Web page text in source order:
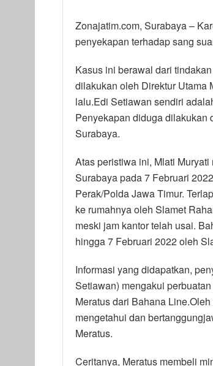
Zonajatim.com, Surabaya –
penyekapan terhadap sang
Kasus ini berawal dari
dilakukan oleh Direktur Utama
lalu.Edi Setiawan sendiri
Penyekapan diduga dilakukan
Surabaya.
Atas peristiwa ini, Mlati
Surabaya pada 7 Februari
Perak/Polda Jawa Timur.
ke rumahnya oleh Slamet
meski jam kantor telah usai.
hingga 7 Februari 2022 oleh
Informasi yang didapatkan,
Setiawan) mengakui
Meratus dari Bahana
mengetahui dan
Meratus.
Ceritanya, Meratus membeli